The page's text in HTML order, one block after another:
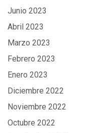
Junio 2023
Abril 2023
Marzo 2023
Febrero 2023
Enero 2023
Diciembre 2022
Noviembre 2022
Octubre 2022